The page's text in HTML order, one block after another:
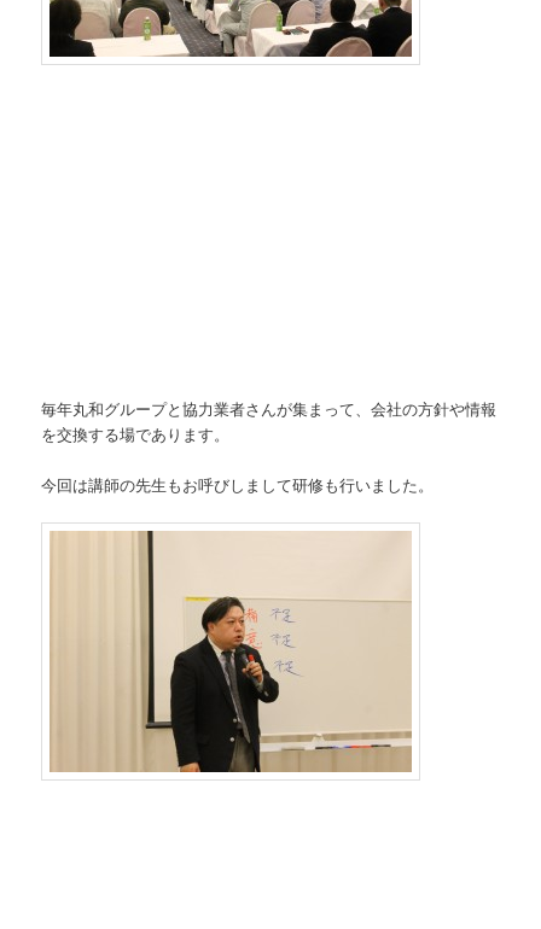
毎年丸和グループと協力業者さんが集まって、会社の方針や情報
を交換する場であります。
今回は講師の先生もお呼びしまして研修も行いました。